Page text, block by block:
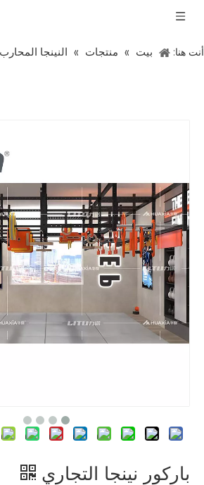
أنت هنا: بيت » منتجات » النينجا المحارب
باركور نينجا التجاري